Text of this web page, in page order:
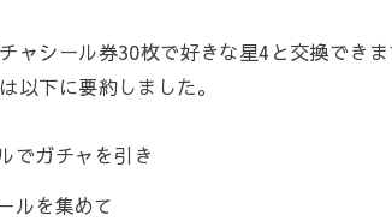
ャシール券30枚で好きな星4と交換でき
以下に要約しました。
でガチャを引き
ルを集めて